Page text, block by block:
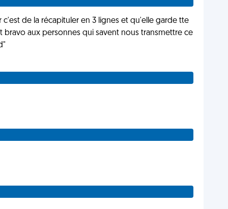
de la récapituler en 3 lignes et qu'elle garde tte
bravo aux personnes qui savent nous transmettre ce